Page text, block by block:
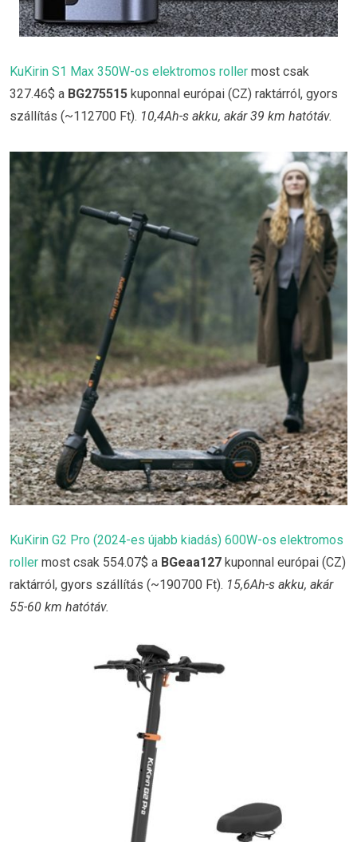
KuKirin S1 Max 350W-os elektromos roller most csak
327.46$ a BG275515 kuponnal európai (CZ) raktárról, gyors
szállítás (~112700 Ft). 10,4Ah-s akku, akár 39 km hatótáv.
KuKirin G2 Pro (2024-es újabb kiadás) 600W-os elektromos
roller most csak 554.07$ a BGeaa127 kuponnal európai (CZ)
raktárról, gyors szállítás (~190700 Ft). 15,6Ah-s akku, akár
55-60 km hatótáv.